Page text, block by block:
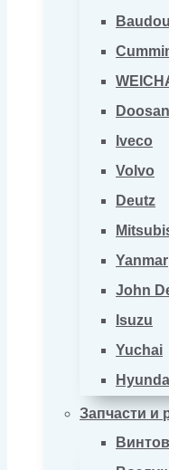
Doosan
Iveco
Volvo
Deutz
Yanmar
John
Isuzu
Yuchai
Запчасти и